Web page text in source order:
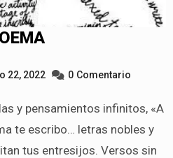
22, 2022 0 Comentario
te escribo… letras nobles y
tus entresijos. Versos sin